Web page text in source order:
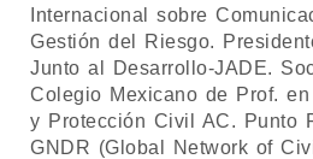
Internacional sobre
Gestión del Riesgo.
Junto al Desarrollo-JADE.
Colegio Mexicano de Prof.
y Protección Civil AC. Punto
GNDR (Global Network of